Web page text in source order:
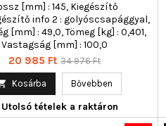
[mm] : 145, Kiegészítő
info 2 : golyóscsapággyal,
[mm] : 49,0, Tömeg [kg] : 0,401,
Vastagság [mm] : 100,0
Ár
20 985 Ft Normál
34 976 Ft
Kosárba Bővebben
tételek a raktáron